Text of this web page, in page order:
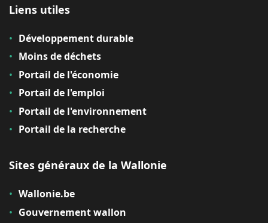
Liens utiles
Développement durable
Moins de déchets
Portail de l'économie
Portail de l'emploi
Portail de l'environnement
Portail de la recherche
Sites généraux de la Wallonie
Wallonie.be
Gouvernement wallon